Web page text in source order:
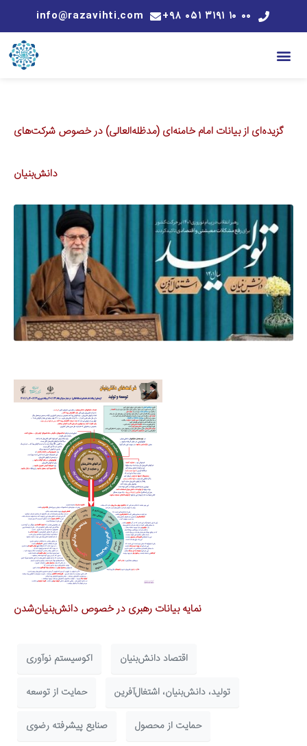
۰۰ ۱۰ ۳۱۹۱ ۰۵۱ ۹۸+ info@razavihti.com
گزیده‌ای از بیانات امام خامنه‌ای (مدظله‌العالی) در خصوص شرکت‌های
دانش‌بنیان
نمایه بیانات رهبری در خصوص دانش‌بنیان‌شدن
اقتصاد دانش‌بنیان اکوسیستم نوآوری
تولید، دانش‌بنیان، اشتغال‌آفرین حمایت از توسعه
حمایت از محصول صنایع پیشرفته رضوی